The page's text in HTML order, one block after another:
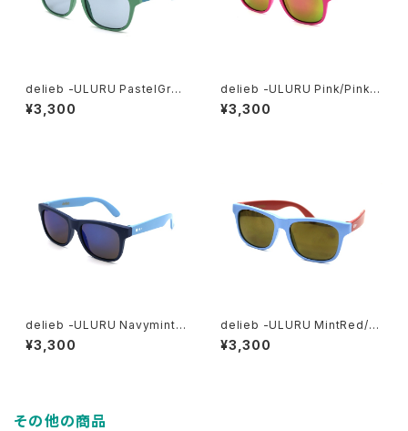
delieb -ULURU PastelGree
nMint/LightBlue- KIDSsiz
e
¥3,300
delieb -ULURU Pink/Pinkm
irror- KIDSsize
¥3,300
delieb -ULURU Navymint/
Bluemirror- KIDSsize
¥3,300
delieb -ULURU MintRed/G
oldmirror- KIDSsize
¥3,300
その他の商品